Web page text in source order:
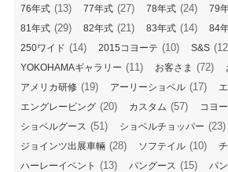
76年式 (13) 77年式 (27) 78年式 (24) 79
81年式 (29) 82年式 (21) 83年式 (14) 84
250ワイド (14) 2015コヨーテ (10) S&S
YOKOHAMAギャラリー (11) お客さま (72)
アメリカ研修 (19) アーリーショベル (17)
エングレービング (20) カスタム (57) コヨ
ショベルグース (51) ショベルチョッパー (23)
ジョインツ出展車輛 (28) ソフテイル (10)
ハーレーイベント (13) パングース (15) パ